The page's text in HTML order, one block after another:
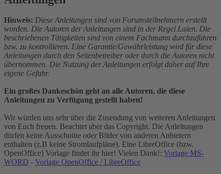
Hinweis: Diese Anleitungen sind von Forumsteilnehmern erstellt
worden. Die Autoren der Anleitungen sind in der Regel Laien. Die
beschriebenen Tätigkeiten sind von einem Fachmann durchzuführen
bzw. zu kontrollieren. Eine Garantie/Gewährleistung wird für diese
Anleitungen durch den Seitenbetreiber oder durch die Autoren nicht
übernommen. Die Nutzung der Anleitungen erfolgt daher auf Ihre
eigene Gefahr.
Ein großes Dankeschön geht an alle Autoren, die diese
Anleitungen zu Verfügung gestellt haben!
Wir würden uns sehr über die Zusendung von weiteren Anleitungen
von Euch freuen. Beachtet aber das Copyright. Die Anleitungen
dürfen keine Ausschnitte oder Bilder von anderen Anbietern
enthalten (z.B keine Stromlaufpläne). Eine LibreOffice (bzw.
OpenOffice) Vorlage findet ihr hier! Vielen Dank!: Vorlage MS-
WORD - Vorlage OpenOffice / LibreOffice